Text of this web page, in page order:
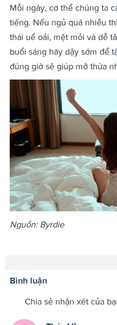
Mỗi ngày, cơ thể chúng ta
tiếng. Nếu ngủ quá nhiều
thái uể oải, mệt mỏi và dễ
buổi sáng hãy dậy sớm để
đúng giờ sẽ giúp mỡ thừa
Nguồn: Byrdie
Bình luận
Chia sẻ nhận xét của